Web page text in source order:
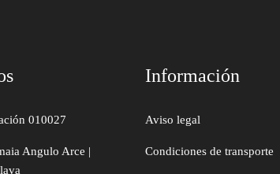
010027
Angulo Arce |
Información
Aviso legal
Condiciones de transporte